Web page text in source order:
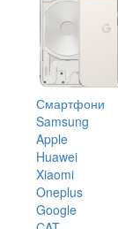
Смартфони
Samsung
Apple
Huawei
Xiaomi
Oneplus
Google